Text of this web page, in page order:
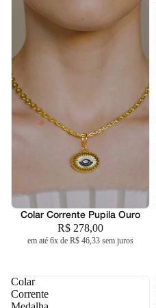
Colar Corrente Pupila Ouro
R$ 278,00
em até 6x de R$ 46,33 sem juros
Colar
Corrente